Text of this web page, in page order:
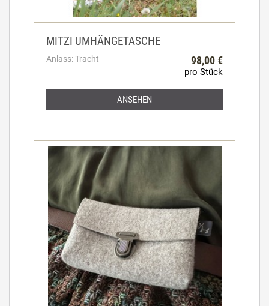
MITZI UMHÄNGETASCHE
Anlass: Tracht 98,00 €
pro Stück
ANSEHEN